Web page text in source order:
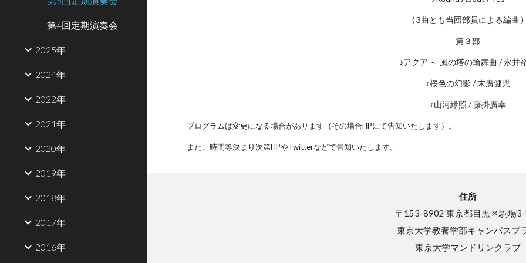
第4回定期演奏会
2025年
2024年
2022年
2021年
2020年
2019年
2018年
2017年
2016年
( 3曲とも当団部員による編曲 )
第３部
♪アクア ～ 風の塔の輪舞曲 / 永井
♪桜色の幻影 / 末廣健児
♪山河緑照 / 藤掛廣幸
プログラムは変更になる場合があります（その場合HPにて告知いたします）。
また、時間等決まり次第HPやTwitterなどで告知いたします。
住所
〒153-8902 東京都目黒区駒場
東京大学教養学部キャンパスプ
東京大学マンドリンクラブ